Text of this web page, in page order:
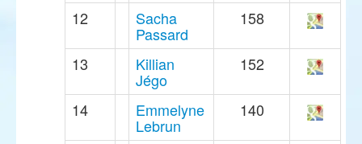
12 Sacha
Passard
158
13 Killian
Jégo
152
14 Emmelyne
Lebrun
140